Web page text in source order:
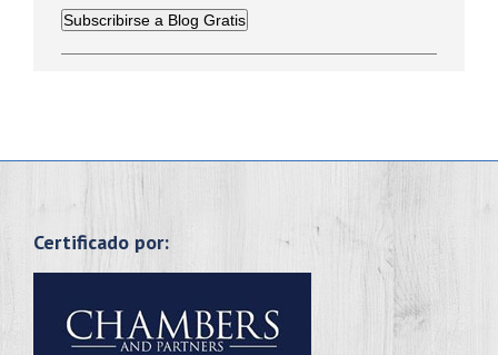
Subscribirse a Blog Gratis
Certificado por: